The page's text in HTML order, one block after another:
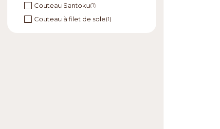
Couteau Santoku(1)
Couteau à filet de sole(1)